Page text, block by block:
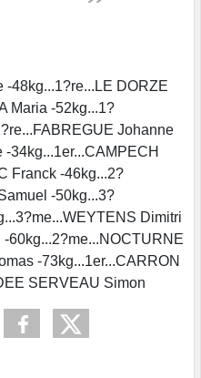
-48kg...1?re...LE DORZE
Maria -52kg...1?
Johanne
34kg...1er...CAMPECH
Franck -46kg...2?
-50kg...3?
Dimitri
60kg...2?me...NOCTURNE
-73kg...1er...CARRON
SERVEAU Simon